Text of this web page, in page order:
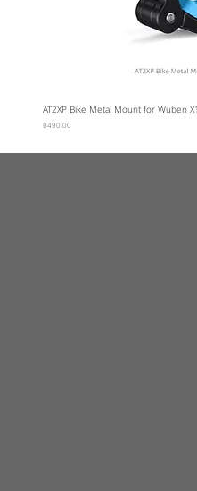
AT2XP Bike Metal Mount for Wuben
ราคา
฿490.00